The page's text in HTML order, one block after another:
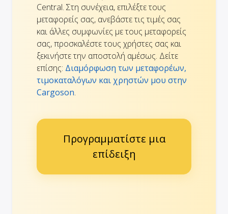
Central. Στη συνέχεια, επιλέξτε τους
μεταφορείς σας, ανεβάστε τις τιμές σας
και άλλες συμφωνίες με τους μεταφορείς
σας, προσκαλέστε τους χρήστες σας και
ξεκινήστε την αποστολή αμέσως. Δείτε
επίσης: Διαμόρφωση των μεταφορέων,
τιμοκαταλόγων και χρηστών μου στην
Cargoson.
Προγραμματίστε μια
επίδειξη